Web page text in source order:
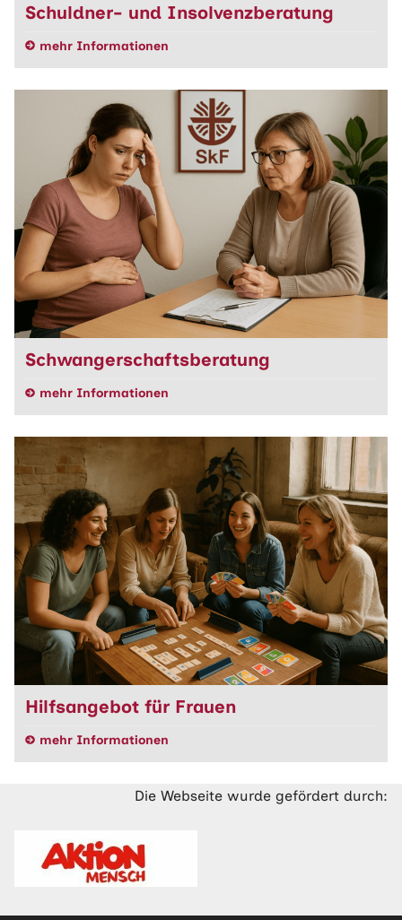
Schuldner- und Insolvenzberatung
mehr Informationen
Schwangerschaftsberatung
mehr Informationen
Hilfsangebot für Frauen
mehr Informationen
Die Webseite wurde gefördert durch: